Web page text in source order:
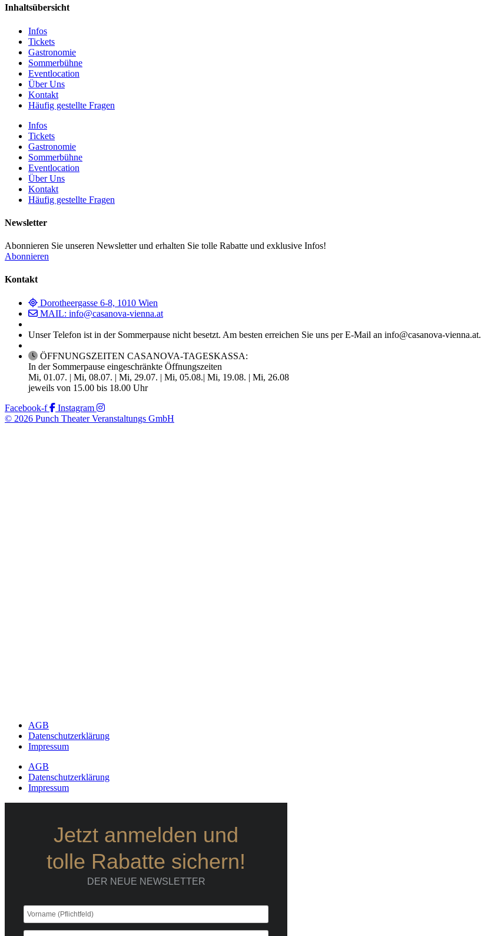
Inhaltsübersicht
Infos
Tickets
Gastronomie
Sommerbühne
Eventlocation
Über Uns
Kontakt
Häufig gestellte Fragen
Infos
Tickets
Gastronomie
Sommerbühne
Eventlocation
Über Uns
Kontakt
Häufig gestellte Fragen
Newsletter
Abonnieren Sie unseren Newsletter und erhalten Sie tolle Rabatte und exklusive Infos!
Abonnieren
Kontakt
Dorotheergasse 6-8, 1010 Wien
MAIL: info@casanova-vienna.at
Unser Telefon ist in der Sommerpause nicht besetzt. Am besten erreichen Sie uns per E-Mail an info@casanova-vienna.at.
ÖFFNUNGSZEITEN CASANOVA-TAGESKASSA:
In der Sommerpause eingeschränkte Öffnungszeiten
Mi, 01.07. | Mi, 08.07. | Mi, 29.07. | Mi, 05.08.| Mi, 19.08. | Mi, 26.08
jeweils von 15.00 bis 18.00 Uhr
Facebook-f
Instagram
© 2026 Punch Theater Veranstaltungs GmbH
AGB
Datenschutzerklärung
Impressum
AGB
Datenschutzerklärung
Impressum
Jetzt anmelden und
tolle Rabatte sichern!
DER NEUE NEWSLETTER